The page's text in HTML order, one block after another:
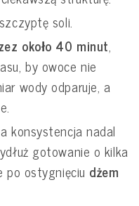
soli.
około 40 minut,
by owoce nie
wody odparuje, a
konsystencja nadal
gotowanie o kilka
po ostygnięciu dżem